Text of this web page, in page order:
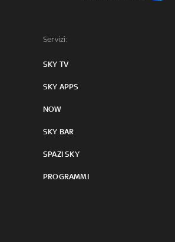
Servizi:
SKY TV
SKY APPS
NOW
SKY BAR
SPAZI SKY
PROGRAMMI